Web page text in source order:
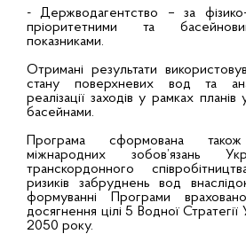
- Держводагентство – за фізико-
пріоритетними та
показниками.
Отримані результати
стану поверхневих вод та
реалізації заходів у рамках планів
басейнами.
Програма сформована
міжнародних зобов’язань
транскордонного
ризиків забруднень вод
формуванні Програми
досягнення цілі 5 Водної
2050 року.